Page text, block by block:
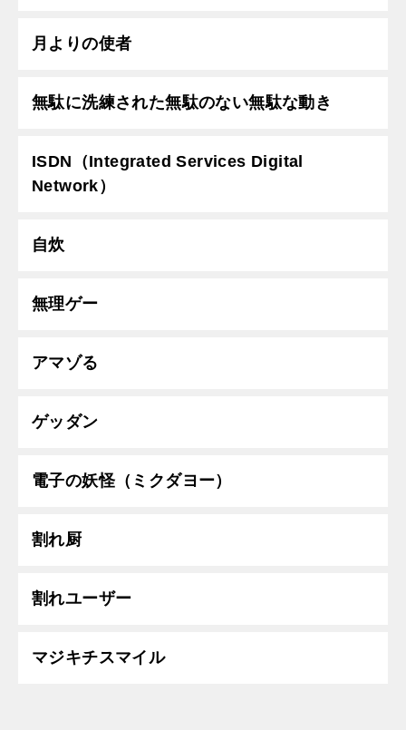
月よりの使者
無駄に洗練された無駄のない無駄な動き
ISDN（Integrated Services Digital
Network）
自炊
無理ゲー
アマゾる
ゲッダン
電子の妖怪（ミクダヨー）
割れ厨
割れユーザー
マジキチスマイル